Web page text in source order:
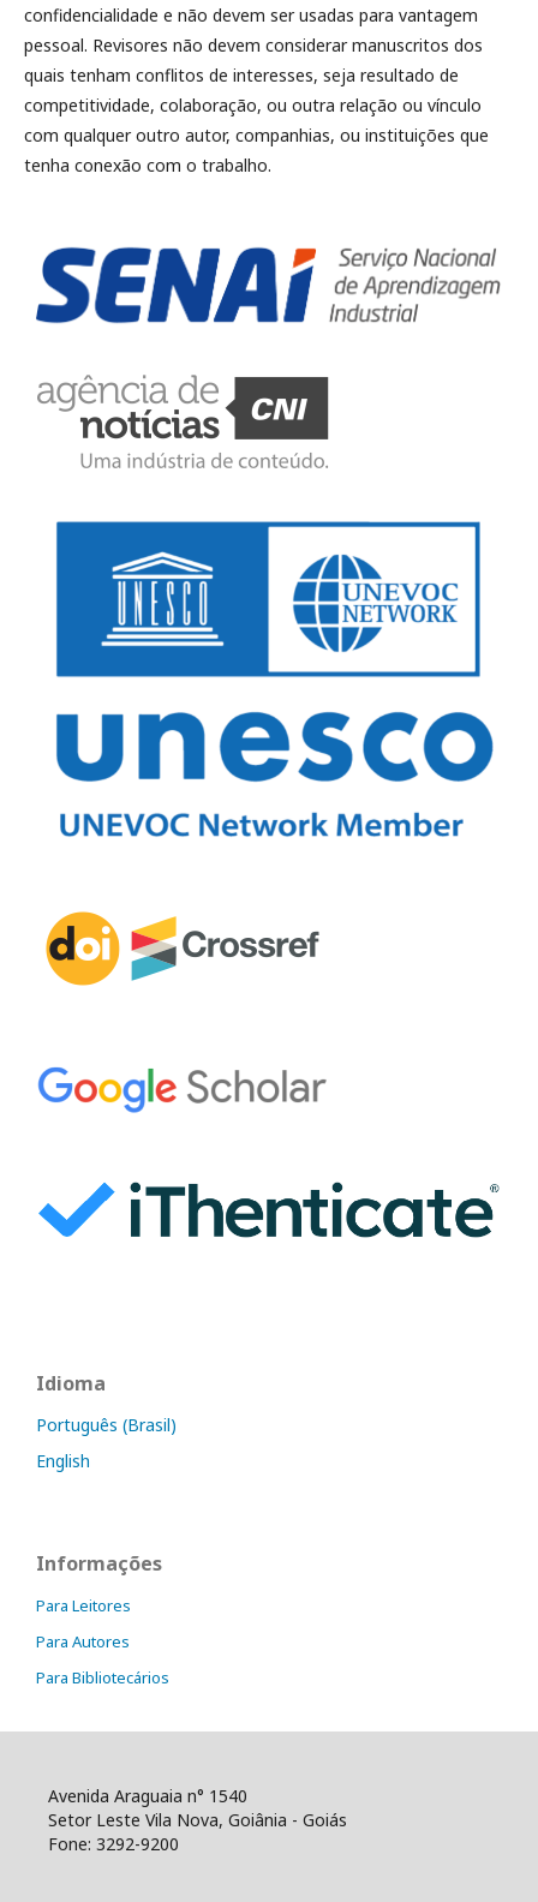
confidencialidade e não devem ser usadas para vantagem
pessoal. Revisores não devem considerar manuscritos dos
quais tenham conflitos de interesses, seja resultado de
competitividade, colaboração, ou outra relação ou vínculo
com qualquer outro autor, companhias, ou instituições que
tenha conexão com o trabalho.
Idioma
Português (Brasil)
English
Informações
Para Leitores
Para Autores
Para Bibliotecários
Avenida Araguaia n° 1540
Setor Leste Vila Nova, Goiânia - Goiás
Fone: 3292-9200